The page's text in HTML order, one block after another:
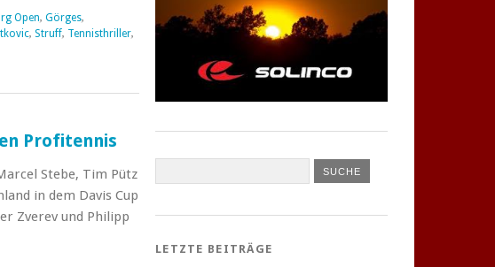
Open, Görges,
, Struff, Tennisthriller,
Profitennis
Stebe, Tim Pütz
in dem Davis Cup
Zverev und Philipp
LETZTE BEITRÄGE